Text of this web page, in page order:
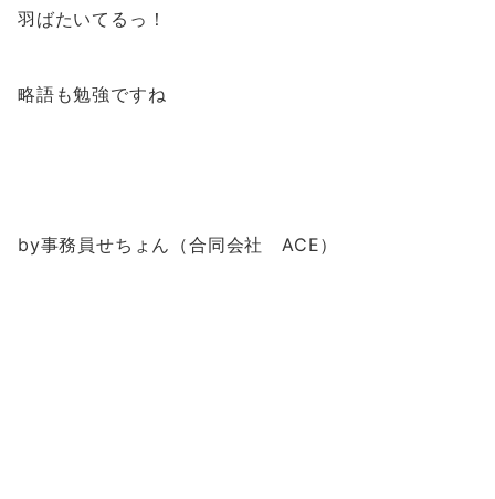
羽ばたいてるっ！
略語も勉強ですね
by事務員せちょん（合同会社 ACE）